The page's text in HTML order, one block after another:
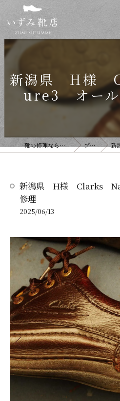
新潟県 H様
ure3 オール
靴の修理ならいずみ靴店 ブログ 新
新潟県 H様 Clarks
修理
2025/06/13